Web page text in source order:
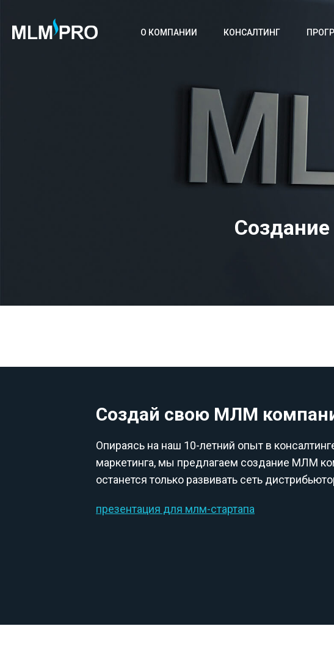
О КОМПАНИИ КОНСАЛТИНГ
Создай свою МЛМ
Опираясь на наш 10-летний опыт в
маркетинга, мы предлагаем создание МЛМ
останется только развивать сеть
презентация для млм-стартапа